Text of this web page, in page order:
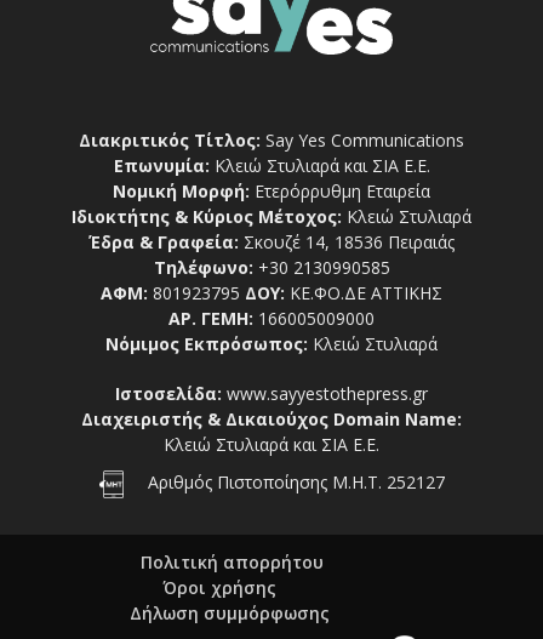
Διακριτικός Τίτλος: Say Yes Communications
Επωνυμία: Κλειώ Στυλιαρά και ΣΙΑ Ε.Ε.
Νομική Μορφή: Ετερόρρυθμη Εταιρεία
Ιδιοκτήτης & Κύριος Μέτοχος: Κλειώ Στυλιαρά
Έδρα & Γραφεία: Σκουζέ 14, 18536 Πειραιάς
Τηλέφωνο: +30 2130990585
ΑΦΜ: 801923795 ΔΟΥ: ΚΕ.ΦΟ.ΔΕ ΑΤΤΙΚΗΣ
ΑΡ. ΓΕΜΗ: 166005009000
Νόμιμος Εκπρόσωπος: Κλειώ Στυλιαρά
Ιστοσελίδα: www.sayyestothepress.gr
Διαχειριστής & Δικαιούχος Domain Name:
Κλειώ Στυλιαρά και ΣΙΑ Ε.Ε.
Αριθμός Πιστοποίησης Μ.Η.Τ. 252127
Πολιτική απορρήτου
Όροι χρήσης
Δήλωση συμμόρφωσης